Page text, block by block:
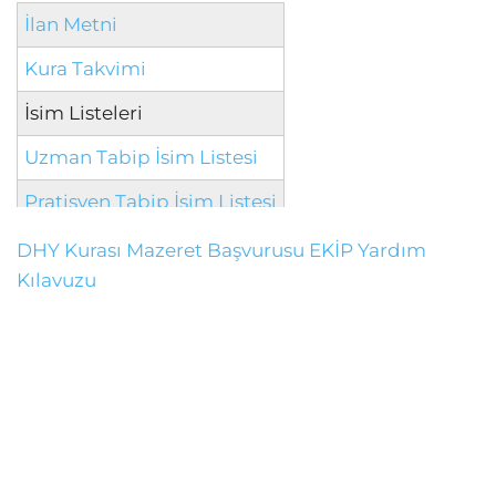
İlan Metni
Kura Takvimi
İsim Listeleri
Uzman Tabip İsim Listesi
Pratisyen Tabip İsim Listesi
DHY Kurası Mazeret Başvurusu EKİP Yardım
Kılavuzu